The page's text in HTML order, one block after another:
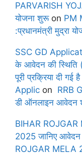
PARVARISH
योजना शुरूon PM
:प्रधानमंत्री मुद्रा
SSC GD
के आवेदन की
पूरी प्रक्रिया दी
Applic on RRB
डी ऑनलाइन आवेदन
BIHAR ROJGAR
2025 जानिए
ROJGAR MELA